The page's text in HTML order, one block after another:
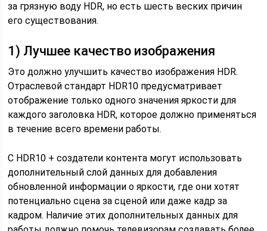
за грязную воду HDR, но есть шесть веских причин
его существования.
1) Лучшее качество изображения
Это должно улучшить качество изображения HDR.
Отраслевой стандарт HDR10 предусматривает
отображение только одного значения яркости для
каждого заголовка HDR, которое должно применяться
в течение всего времени работы.
С HDR10 + создатели контента могут использовать
дополнительный слой данных для добавления
обновленной информации о яркости, где они хотят
потенциально сцена за сценой или даже кадр за
кадром. Наличие этих дополнительных данных для